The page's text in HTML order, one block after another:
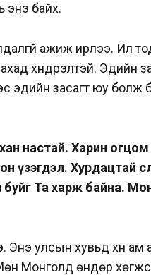
энэ байх.
ажиж ирлээ. Ил
хүндрэлтэй. Эдийн
эдийн засагт юу болж
настай. Харин огцом
үзэгдэл. Хурдацтай
буйг Та харж байна.
улсын хувьд хүн ам
Монголд өндөр